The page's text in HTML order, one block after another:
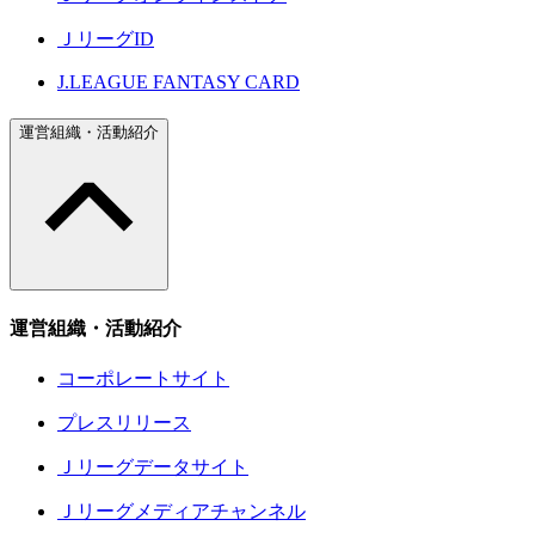
ＪリーグID
J.LEAGUE FANTASY CARD
運営組織・活動紹介
運営組織・活動紹介
コーポレートサイト
プレスリリース
Ｊリーグデータサイト
Ｊリーグメディアチャンネル